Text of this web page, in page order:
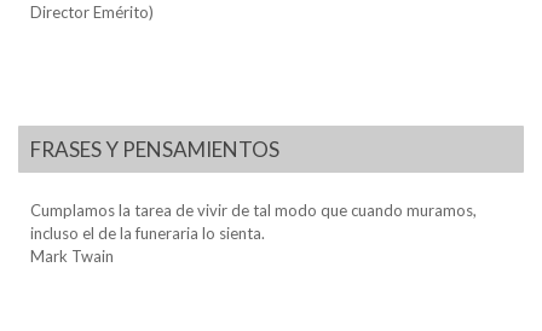
Director Emérito)
FRASES Y PENSAMIENTOS
Cumplamos la tarea de vivir de tal modo que cuando muramos,
incluso el de la funeraria lo sienta.
Mark Twain